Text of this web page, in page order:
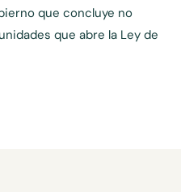
que concluye no
que abre la Ley de